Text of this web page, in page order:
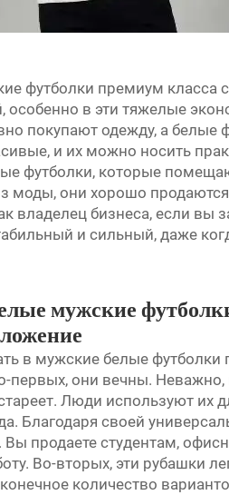
футболки премиум класса
особенно в эти тяжелые
покупают одежду, а белые
и их можно носить
футболки, которые
моды, они хорошо
владелец бизнеса, если вы
и сильный, даже
мужские
в мужские белые футболки
первых, они вечны. Неважно,
Люди используют их
Благодаря своей
Вы продаете студентам,
Во-вторых, эти рубашки
количество